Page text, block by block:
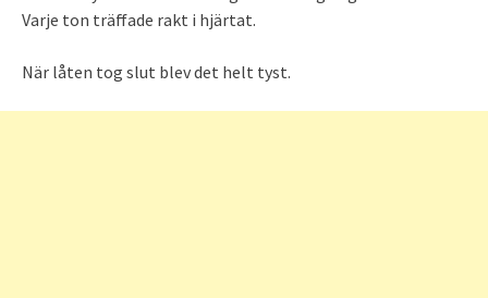
Varje ton träffade rakt i hjärtat.
När låten tog slut blev det helt tyst.